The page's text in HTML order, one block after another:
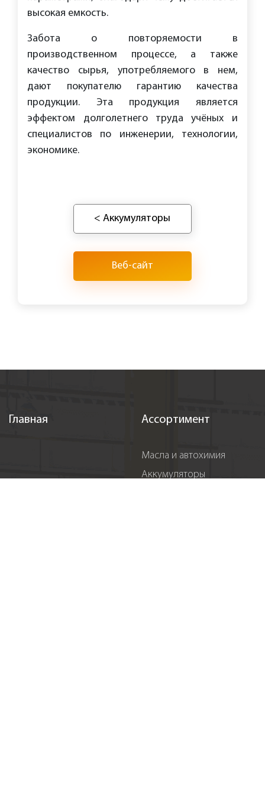
высокая емкость.
Забота о повторяемости в
производственном процессе, а также
качество сырья, употребляемого в нем,
дают покупателю гарантию качества
продукции. Эта продукция является
эффектом долголетнего труда учёных и
специалистов по инженерии, технологии,
экономике.
< Аккумуляторы
Веб-сайт
Главная Ассортимент
Масла и автохимия
Аккумуляторы